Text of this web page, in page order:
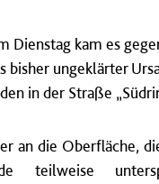
Dienstag kam es
bisher ungeklärter
in der Straße
an die Oberfläche,
teilweise